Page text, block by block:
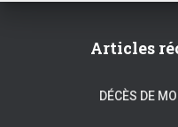
Articles
DÉCÈS DE